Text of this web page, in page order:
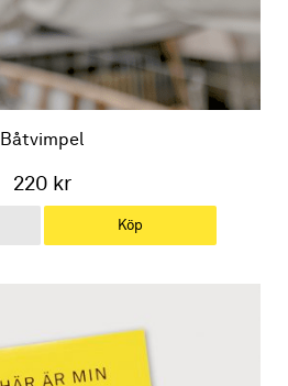
Båtvimpel
220 kr
Köp